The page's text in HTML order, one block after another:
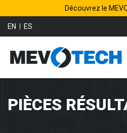
Découvrez le
EN ES
PIÈCES